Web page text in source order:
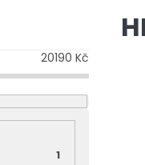
20190 Kč
1